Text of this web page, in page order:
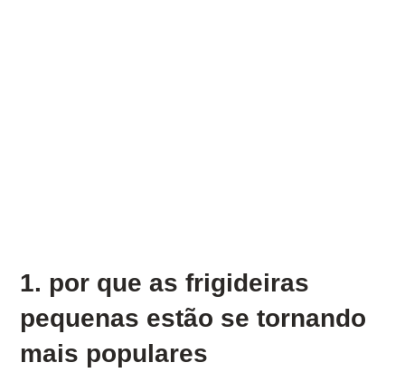
1. por que as frigideiras
pequenas estão se tornando
mais populares